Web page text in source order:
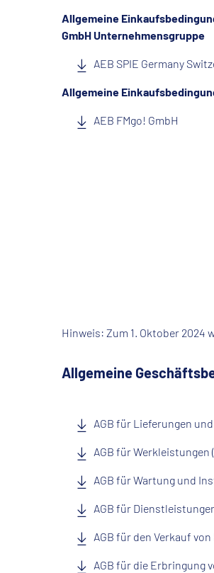
Allgemeine
GmbH Unternehmensgruppe
AEB SPIE Germany
Allgemeine
AEB FMgo! GmbH
Hinweis: Zum 1. Oktober 2024
Allgemeine
AGB für Lieferungen
AGB für Werkleistungen
AGB für Wartung und
AGB für
AGB für den Verkauf
AGB für die Erbringung